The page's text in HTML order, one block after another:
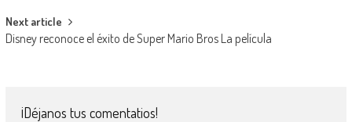
Next article
Disney reconoce el éxito de Super Mario Bros La película
¡Déjanos tus comentatios!